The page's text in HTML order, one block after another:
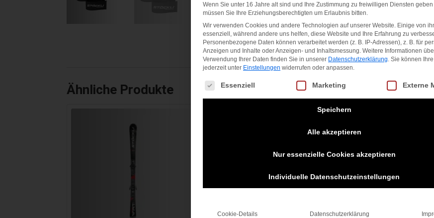
Ähnliche Produkte
Wenn Sie unter 16 Jahre alt sind und Ihre Zustimmung zu freiwilligen Diensten geben
müssen Sie Ihre Erziehungsberechtigten um Erlaubnis bitten.
Wir verwenden Cookies und andere Technologien auf unserer Website. Einige von
essenziell, während andere uns helfen, diese Website und Ihre Erfahrung zu
Personenbezogene Daten können verarbeitet werden (z. B. IP-Adressen), z. B. für
Anzeigen und Inhalte oder Anzeigen- und Inhaltsmessung. Weitere Informationen
Verwendung Ihrer Daten finden Sie in unserer Datenschutzerklärung Sie können
jederzeit unter Einstellungen widerrufen oder anpassen.
Es folgt eine Liste der Service-Gruppen, für die eine Einwilligung erteilt
Essenziell Marketing Externe
Speichern
Alle akzeptieren
Nur essenzielle Cookies akzeptieren
Individuelle Datenschutzeinstellungen
Cookie-Details Datenschutzerklärung